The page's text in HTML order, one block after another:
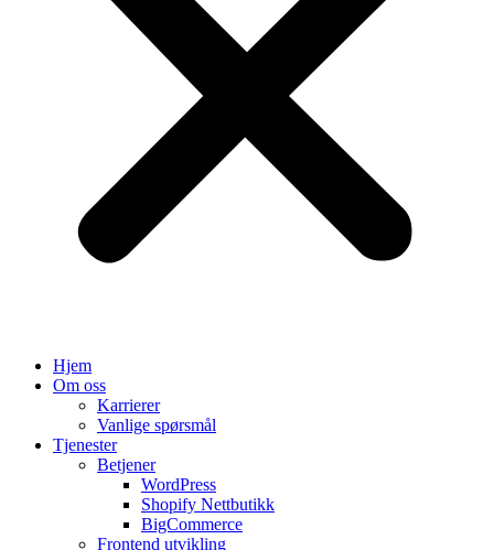
Hjem
Om oss
Karrierer
Vanlige spørsmål
Tjenester
Betjener
WordPress
Shopify Nettbutikk
BigCommerce
Frontend utvikling